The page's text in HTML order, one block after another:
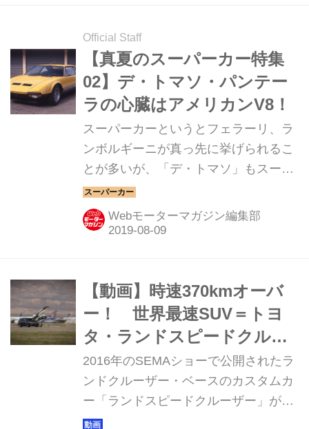
Official Staff
【真夏のスーパーカー特集
02】デ・トマソ・パンテー
ラの心臓はアメリカンV8！
スーパーカーというとフェラーリ、ラ
ンボルギーニが真っ先に挙げられるこ
とが多いが、「デ・トマソ」もスーパ
ーカーに賭けた情熱では勝るとも劣ら
ない。ここではデ・トマソ・パンテー
ラの中でも1973年に追加されたハイパ
Webモーターマガジン編集部
【動画】時速370kmオーバ
ー！ 世界最速SUV＝トヨ
タ・ランドスピードクルー
ザー記録達成の瞬間
2016年のSEMAショーで公開されたラ
ンドクルーザー・ベースのカスタムカ
ー「ランドスピードクルーザー」が、
今年5月5日に行ったテストで最高速